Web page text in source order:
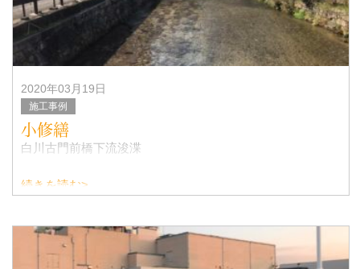
2020年03月19日
施工事例
小修繕
白川古門前橋下流浚渫
続きを読む>